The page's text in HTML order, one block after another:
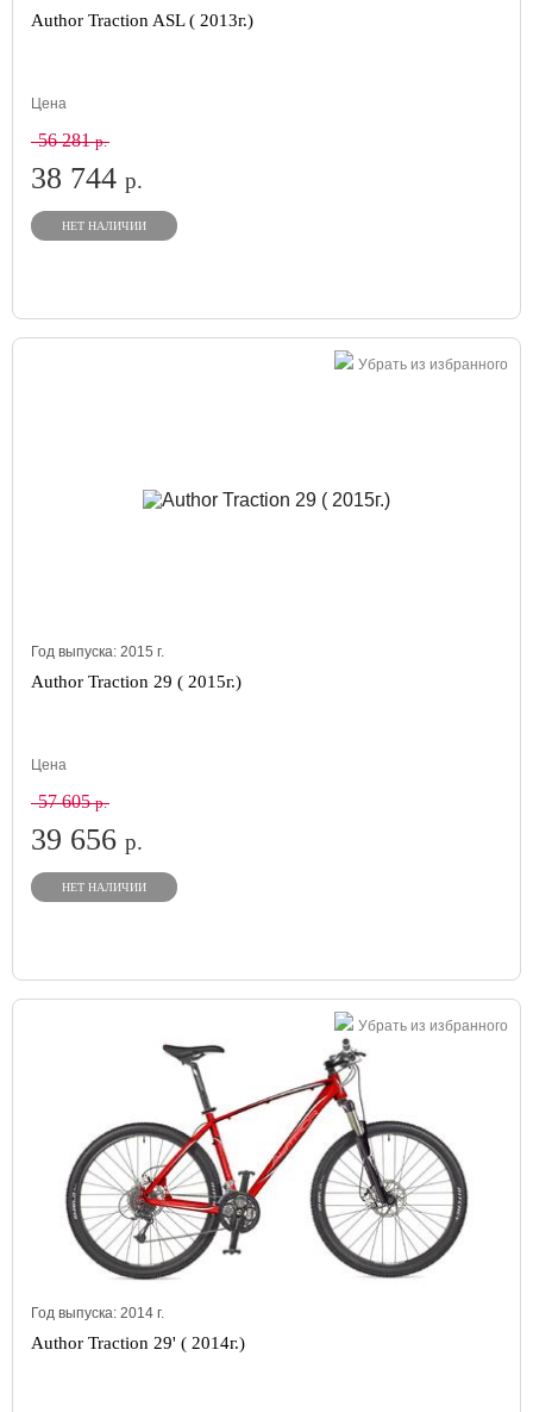
Author Traction ASL ( 2013г.)
Цена
56 281р.
38 744 р.
НЕТ НАЛИЧИИ
Убрать из избранного
Год выпуска: 2015 г.
Author Traction 29 ( 2015г.)
Цена
57 605р.
39 656 р.
НЕТ НАЛИЧИИ
Убрать из избранного
Год выпуска: 2014 г.
Author Traction 29' ( 2014г.)